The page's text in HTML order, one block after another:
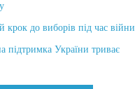
крок до виборів під час війни
підтримка України триває